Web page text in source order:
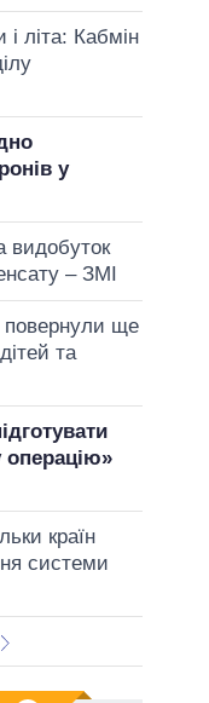
літа: Кабмін
у
видобуток
– ЗМІ
повернули ще
та
операцію»
країн
системи